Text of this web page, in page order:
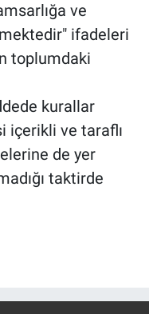
ve
ifadeleri
toplumdaki
kurallar
içerikli ve taraflı
de yer
taktirde